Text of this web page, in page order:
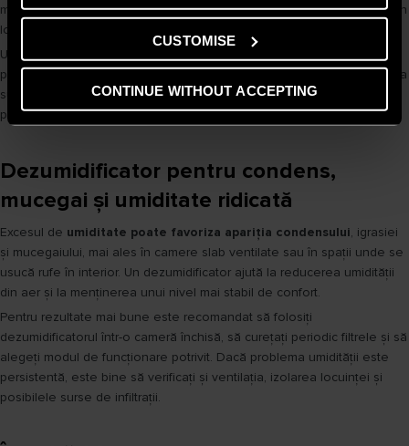
CUSTOMISE
CONTINUE WITHOUT ACCEPTING
mucegai. Aceste semne pot indica un nivel prea ridicat de umiditate în
locuință.
Un dezumidificator Ariston permite controlul constant al umidității și
poate fi folosit în diferite zone ale casei, de la dormitor și baie până la
sufragerie, birou sau subsol. În acest fel asigură un climat interior mai
plăcut și un aer mai confortabil pentru întreaga familie.
Dezumidificator pentru condens,
mucegai și umiditate ridicată
Excesul de umiditate poate favoriza apariția condensului, igrasiei
și mucegaiului, mai ales în camere slab ventilate sau în spații unde se
usucă rufe în interior. Un dezumidificator ajută la reducerea umidității
din aer și la menținerea unui nivel mai stabil de confort.
Pentru rezultate mai bune este recomandat să folosiți
dezumidificatorul într-o cameră închisă, să curețați periodic filtrele și să
alegeți modul de funcționare potrivit. Dacă problema umidității este
persistentă, este bine să verificați și ventilația, izolarea locuinței și
posibilele surse de infiltrații.